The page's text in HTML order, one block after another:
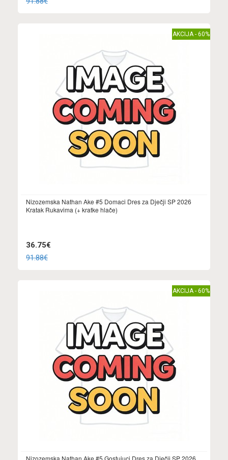
AKCIJA - 60%
Nizozemska Nathan Ake #5 Domaci Dres za Dječji SP 2026
Kratak Rukavima (+ kratke hlače)
36.75€
91.88€
AKCIJA - 60%
Nizozemska Nathan Ake #5 Gostujuci Dres za Dječji SP 2026